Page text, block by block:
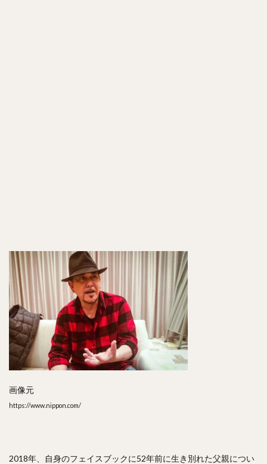
画像元
https://www.nippon.com/
2018年、自身のフェイスブックに52年前に生き別れた父親につい